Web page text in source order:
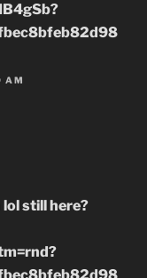
AM
still here?